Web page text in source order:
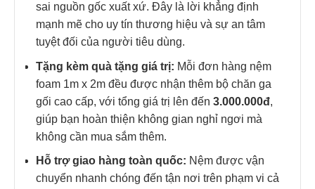
sai nguồn gốc xuất xứ. Đây là lời khẳng định
mạnh mẽ cho uy tín thương hiệu và sự an tâm
tuyệt đối của người tiêu dùng.
Tặng kèm quà tặng giá trị: Mỗi đơn hàng nệm
foam 1m x 2m đều được nhận thêm bộ chăn ga
gối cao cấp, với tổng giá trị lên đến 3.000.000đ,
giúp bạn hoàn thiện không gian nghỉ ngơi mà
không cần mua sắm thêm.
Hỗ trợ giao hàng toàn quốc: Nệm được vận
chuyển nhanh chóng đến tận nơi trên phạm vi cả